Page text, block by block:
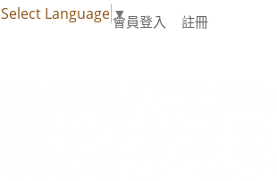
Select Language ▼
會員登入 註冊